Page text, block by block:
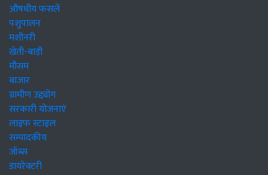
औषधीय फसलें
पशुपालन
मशीनरी
खेती-बाड़ी
मौसम
बाजार
ग्रामीण उद्द्योग
सरकारी योजनाएं
लाइफ स्टाइल
सम्पादकीय
जॉब्स
डायरेक्टरी